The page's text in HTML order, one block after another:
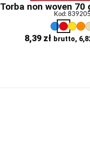
Torba non woven 70
Kod: 839205
8,39 zł brutto,